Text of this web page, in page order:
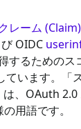
レーム
OIDC
するためのス
ています。「
は、OAuth
用語です。